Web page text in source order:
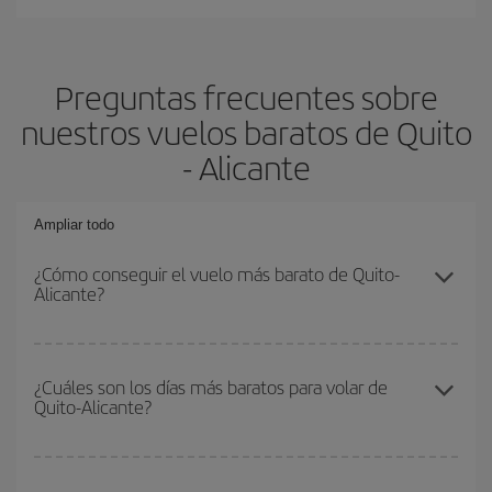
Preguntas frecuentes sobre
nuestros vuelos baratos de Quito
- Alicante
Ampliar todo
¿Cómo conseguir el vuelo más barato de Quito-
Alicante?
conseguir el vuelo más barato si evitas temporadas altas,
compras con antelación y puedes ser flexible con las fechas y
¿Cuáles son los días más baratos para volar de
Quito-Alicante?